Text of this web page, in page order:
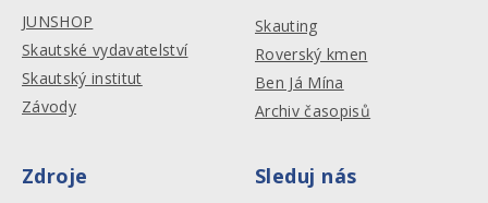
JUNSHOP
Skautské vydavatelství
Skautský institut
Závody
Skauting
Roverský kmen
Ben Já Mína
Archiv časopisů
Zdroje Sleduj nás